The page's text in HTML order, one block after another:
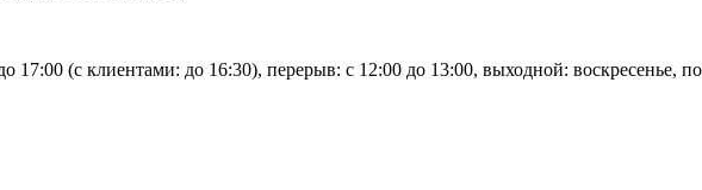
17:00 (с клиентами: до 16:30), перерыв: с 12:00 до 13:00, выходной: воскресенье,